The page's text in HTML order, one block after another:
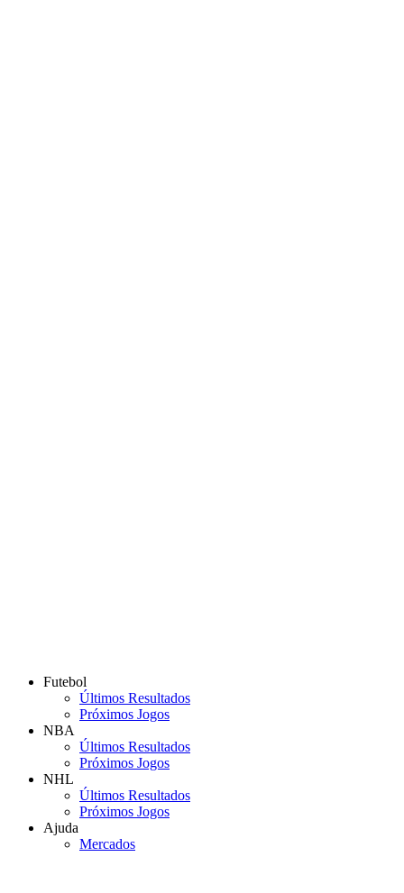
Futebol
Últimos Resultados
Próximos Jogos
NBA
Últimos Resultados
Próximos Jogos
NHL
Últimos Resultados
Próximos Jogos
Ajuda
Mercados